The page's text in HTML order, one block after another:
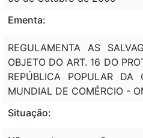
Ementa:
REGULAMENTA AS
OBJETO DO ART. 16 DO
REPÚBLICA POPULAR DA
MUNDIAL DE COMÉRCIO -
Situação: